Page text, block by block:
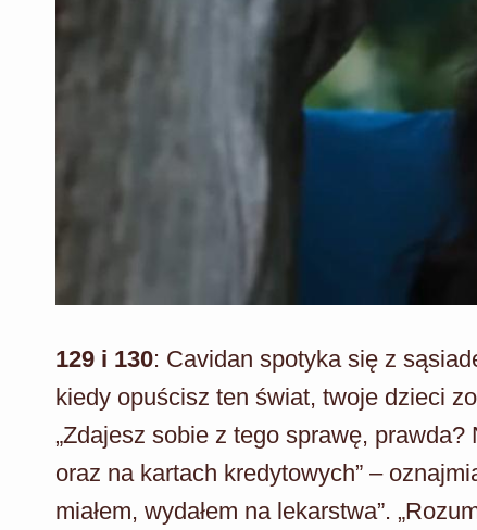
129 i 130: Cavidan spotyka się z
kiedy opuścisz ten świat, twoje dzieci
„Zdajesz sobie z tego sprawę, prawda?
oraz na kartach kredytowych” –
miałem, wydałem na lekarstwa”.